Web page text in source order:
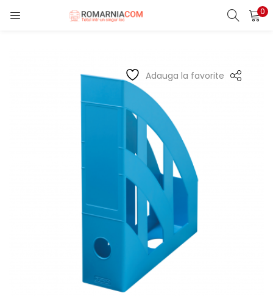
0
LOGIN REGISTER
Remember me
Lost password?
Adauga la favorite